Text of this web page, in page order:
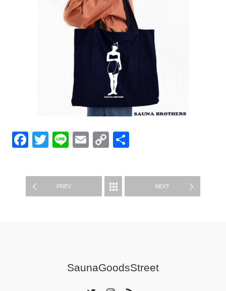
Facebook
Twitter
LineEmail
Copy
PREV
グッズ紹介 NEXT
SaunaGoodsStreet